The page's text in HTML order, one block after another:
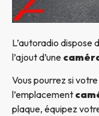
L’autoradio dispose
l’ajout d’une
Vous pourrez si
l’emplacement
plaque, équipez